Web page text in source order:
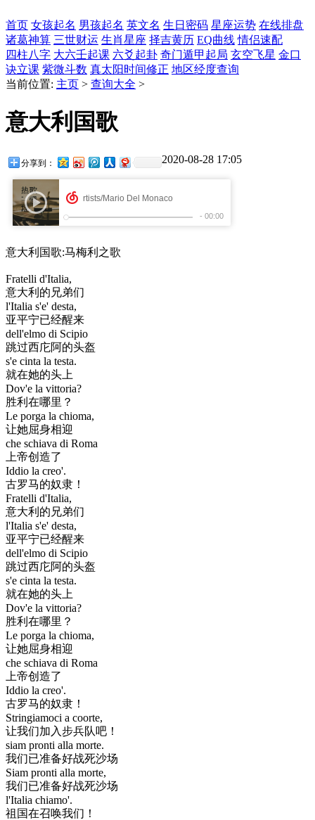
首页 女孩起名 男孩起名 英文名 生日密码 星座运势 在线排盘
诸葛神算 三世财运 生肖星座 择吉黄历 EQ曲线 情侣速配
四柱八字 大六壬起课 六爻起卦 奇门遁甲起局 玄空飞星 金口
诀立课 紫微斗数 真太阳时间修正 地区经度查询
当前位置: 主页 > 查询大全 >
意大利国歌
分享到： 2020-08-28 17:05
意大利国歌:马梅利之歌
Fratelli d'Italia,
意大利的兄弟们
l'Italia s'e' desta,
亚平宁已经醒来
dell'elmo di Scipio
跳过西庀阿的头盔
s'e cinta la testa.
就在她的头上
Dov'e la vittoria?
胜利在哪里？
Le porga la chioma,
让她屈身相迎
che schiava di Roma
上帝创造了
Iddio la creo'.
古罗马的奴隶！
Fratelli d'Italia,
意大利的兄弟们
l'Italia s'e' desta,
亚平宁已经醒来
dell'elmo di Scipio
跳过西庀阿的头盔
s'e cinta la testa.
就在她的头上
Dov'e la vittoria?
胜利在哪里？
Le porga la chioma,
让她屈身相迎
che schiava di Roma
上帝创造了
Iddio la creo'.
古罗马的奴隶！
Stringiamoci a coorte,
让我们加入步兵队吧！
siam pronti alla morte.
我们已准备好战死沙场
Siam pronti alla morte,
我们已准备好战死沙场
l'Italia chiamo'.
祖国在召唤我们！